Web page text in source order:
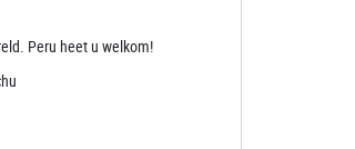
Peru heet u welkom!